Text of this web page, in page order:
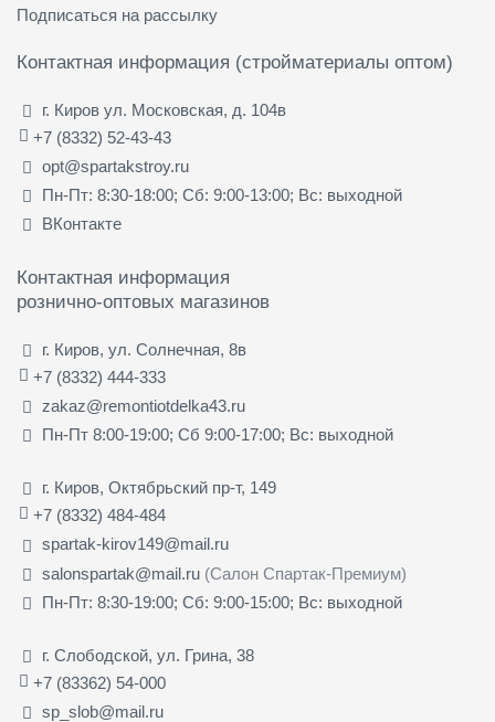
Подписаться на рассылку
Контактная информация (стройматериалы оптом)
г. Киров ул. Московская, д. 104в
+7 (8332) 52-43-43
opt@spartakstroy.ru
Пн-Пт: 8:30-18:00; Сб: 9:00-13:00; Вс: выходной
ВКонтакте
Контактная информация
рознично-оптовых магазинов
г. Киров, ул. Солнечная, 8в
+7 (8332) 444-333
zakaz@remontiotdelka43.ru
Пн-Пт 8:00-19:00; Сб 9:00-17:00; Вс: выходной
г. Киров, Октябрьский пр-т, 149
+7 (8332) 484-484
spartak-kirov149@mail.ru
salonspartak@mail.ru (Салон Спартак-Премиум)
Пн-Пт: 8:30-19:00; Сб: 9:00-15:00; Вс: выходной
г. Слободской, ул. Грина, 38
+7 (83362) 54-000
sp_slob@mail.ru